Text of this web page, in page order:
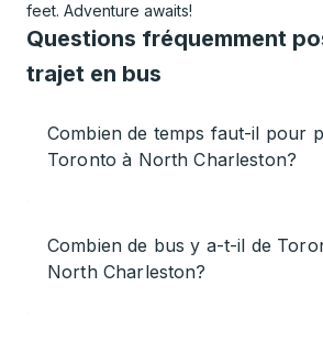
feet. Adventure awaits!
Questions fréquemment
trajet en bus
Combien de temps faut-il pour
Toronto à North Charleston?
Combien de bus y a-t-il de
North Charleston?